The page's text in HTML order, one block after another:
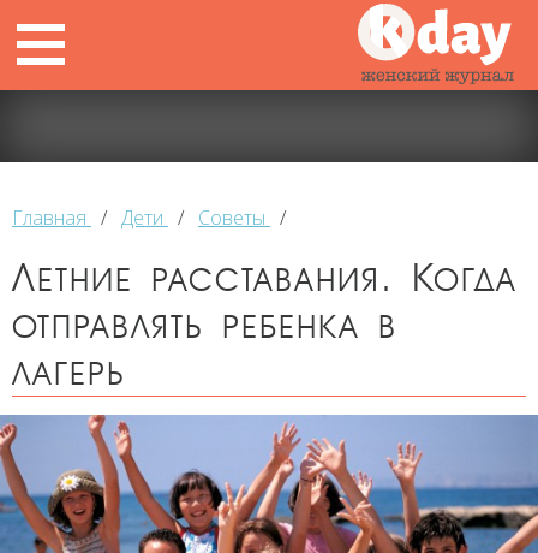
Главная / Дети / Советы /
Летние расставания. Когда
отправлять ребенка в
лагерь